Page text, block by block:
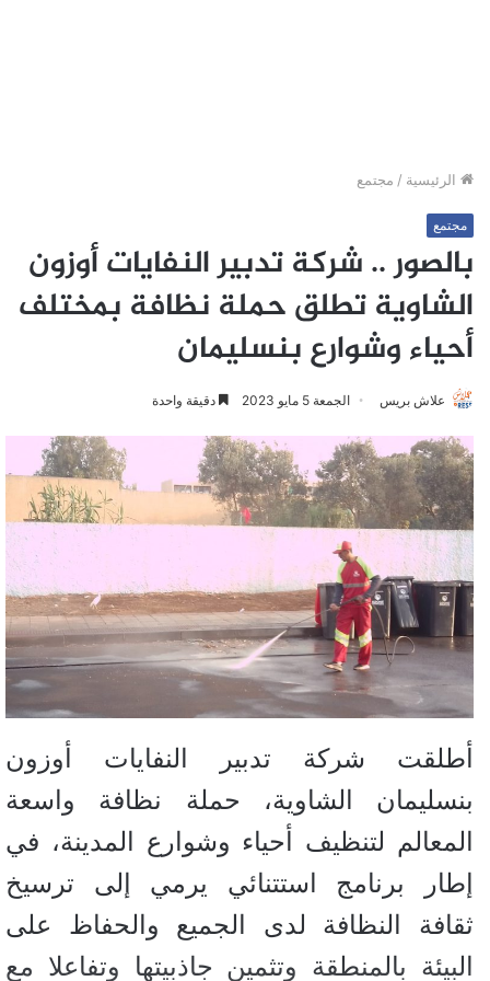
الرئيسية / مجتمع
مجتمع
بالصور .. شركة تدبير النفايات أوزون
الشاوية تطلق حملة نظافة بمختلف
أحياء وشوارع بنسليمان
علاش بريس الجمعة 5 مايو 2023 دقيقة واحدة
أطلقت شركة تدبير النفايات أوزون
بنسليمان الشاوية، حملة نظافة واسعة
المعالم لتنظيف أحياء وشوارع المدينة، في
إطار برنامج استتنائي يرمي إلى ترسيخ
ثقافة النظافة لدى الجميع والحفاظ على
البيئة بالمنطقة وتثمين جاذبيتها وتفاعلا مع